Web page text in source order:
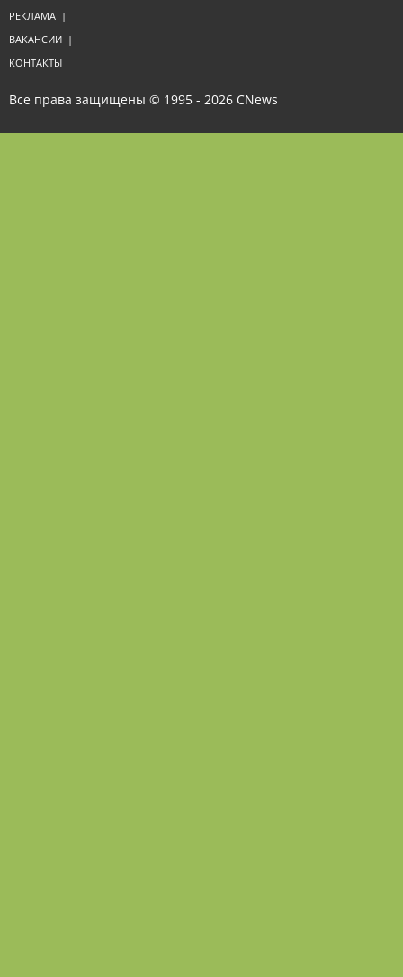
РЕКЛАМА |
ВАКАНСИИ |
КОНТАКТЫ
Все права защищены © 1995 - 2026 CNews